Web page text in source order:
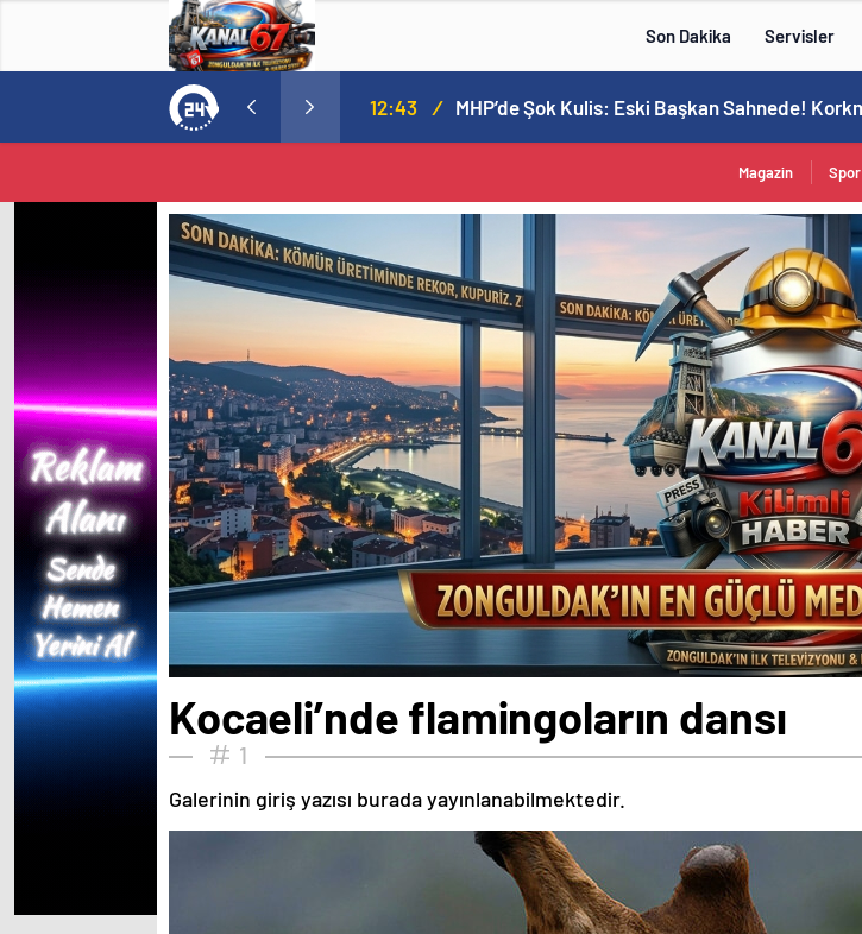
Son Dakika Servisler
MHP’de Şok Kulis: Eski Başkan Sahnede! Korkmaz Yol Vermiyor 12:08 / Toksöz ve Rakanoğlu Ailelerinin Acı Günü
Magazin Spor
Kocaeli’nde flamingoların dansı
1
Galerinin giriş yazısı burada yayınlanabilmektedir.